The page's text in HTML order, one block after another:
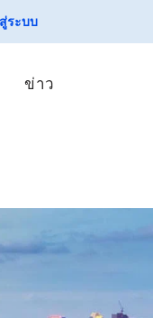
ระบบ
ข่าว